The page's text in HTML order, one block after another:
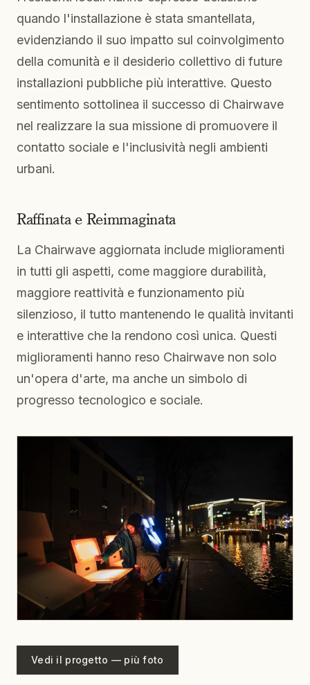
quando l'installazione è stata smantellata,
evidenziando il suo impatto sul coinvolgimento
della comunità e il desiderio collettivo di future
installazioni pubbliche più interattive. Questo
sentimento sottolinea il successo di Chairwave
nel realizzare la sua missione di promuovere il
contatto sociale e l'inclusività negli ambienti
urbani.
Raffinata e Reimmaginata
La Chairwave aggiornata include miglioramenti
in tutti gli aspetti, come maggiore durabilità,
maggiore reattività e funzionamento più
silenzioso, il tutto mantenendo le qualità invitanti
e interattive che la rendono così unica. Questi
miglioramenti hanno reso Chairwave non solo
un'opera d'arte, ma anche un simbolo di
progresso tecnologico e sociale.
Vedi il progetto — più foto